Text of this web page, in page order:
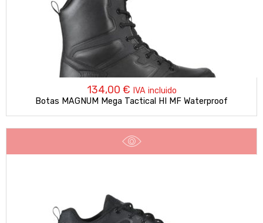
134,00 € IVA incluido
Botas MAGNUM Mega Tactical HI MF Waterproof